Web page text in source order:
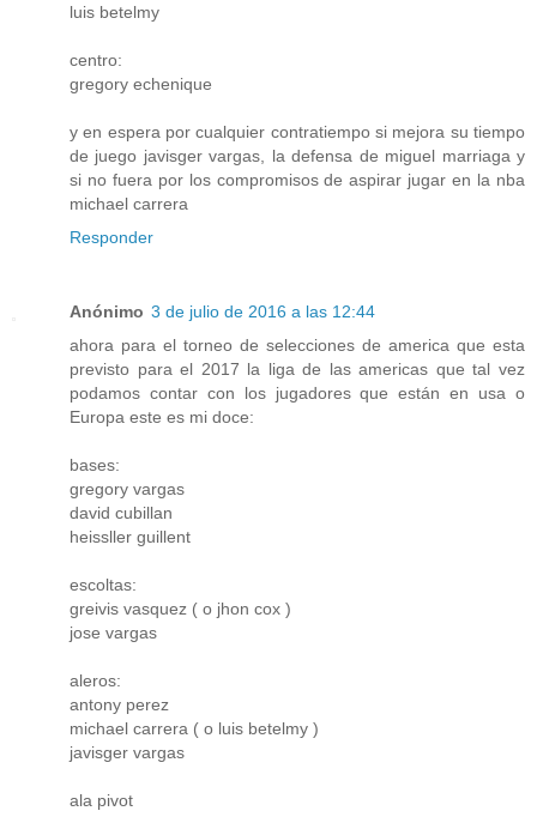
luis betelmy
centro:
gregory echenique
y en espera por cualquier contratiempo si mejora su tiempo
de juego javisger vargas, la defensa de miguel marriaga y
si no fuera por los compromisos de aspirar jugar en la nba
michael carrera
Responder
Anónimo 3 de julio de 2016 a las 12:44
ahora para el torneo de selecciones de america que esta
previsto para el 2017 la liga de las americas que tal vez
podamos contar con los jugadores que están en usa o
Europa este es mi doce:
bases:
gregory vargas
david cubillan
heissller guillent
escoltas:
greivis vasquez ( o jhon cox )
jose vargas
aleros:
antony perez
michael carrera ( o luis betelmy )
javisger vargas
ala pivot